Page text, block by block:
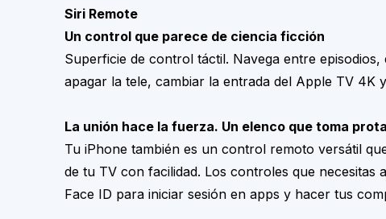
Siri Remote
Un control que parece de ciencia ficción
Superficie de control táctil. Navega entre
apagar la tele, cambiar la entrada del Apple TV 4K
La unión hace la fuerza. Un elenco que toma
Tu iPhone también es un control remoto versátil
de tu TV con facilidad. Los controles que
Face ID para iniciar sesión en apps y hacer tus